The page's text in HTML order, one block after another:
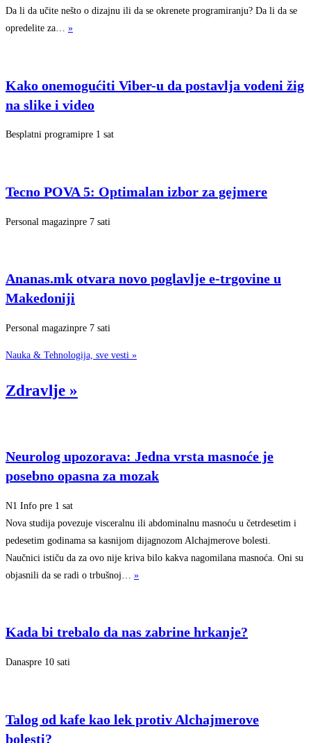
Da li da učite nešto o dizajnu ili da se okrenete programiranju? Da li da se
opredelite za… »
Kako onemogućiti Viber-u da postavlja vodeni žig
na slike i video
Besplatni programipre 1 sat
Tecno POVA 5: Optimalan izbor za gejmere
Personal magazinpre 7 sati
Ananas.mk otvara novo poglavlje e-trgovine u
Makedoniji
Personal magazinpre 7 sati
Nauka & Tehnologija, sve vesti »
Zdravlje »
Neurolog upozorava: Jedna vrsta masnoće je
posebno opasna za mozak
N1 Info pre 1 sat
Nova studija povezuje visceralnu ili abdominalnu masnoću u četrdesetim i
pedesetim godinama sa kasnijom dijagnozom Alchajmerove bolesti.
Naučnici ističu da za ovo nije kriva bilo kakva nagomilana masnoća. Oni su
objasnili da se radi o trbušnoj… »
Kada bi trebalo da nas zabrine hrkanje?
Danaspre 10 sati
Talog od kafe kao lek protiv Alchajmerove
bolesti?